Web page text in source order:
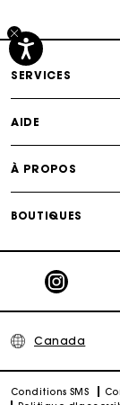
SERVICES
AIDE
À PROPOS
BOUTIQUES
Canada
Conditions SMS